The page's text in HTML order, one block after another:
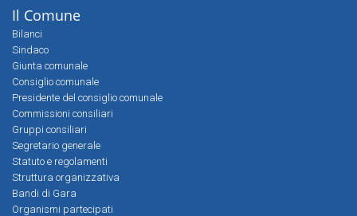
Il Comune
Bilanci
Sindaco
Giunta comunale
Consiglio comunale
Presidente del consiglio comunale
Commissioni consiliari
Gruppi consiliari
Segretario generale
Statuto e regolamenti
Struttura organizzativa
Bandi di Gara
Organismi partecipati